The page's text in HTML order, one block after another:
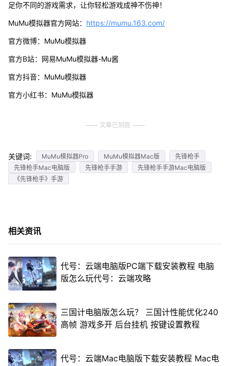
足你不同的游戏需求，让你轻松游戏成神不伤神！
MuMu模拟器官方网站： https://mumu.163.com/
官方微博：MuMu模拟器
官方B站：网易MuMu模拟器-Mu酱
官方抖音：MuMu模拟器
官方小红书：MuMu模拟器
文章已到底
关键词: MuMu模拟器Pro MuMu模拟器Mac版
先锋枪手
先锋枪手Mac电脑版
先锋枪手手游
先锋枪手手游Mac电脑版
《先锋枪手》手游
相关资讯
代号：云端电脑版PC端下载安装教程 电脑
版怎么玩代号：云端攻略
三国计电脑版怎么玩？ 三国计性能优化240
高帧 游戏多开 后台挂机 按键设置教程
代号：云端Mac电脑版下载安装教程 Mac电